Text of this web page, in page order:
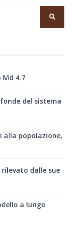
4.7
del sistema
alla popolazione,
dalle sue
a lungo